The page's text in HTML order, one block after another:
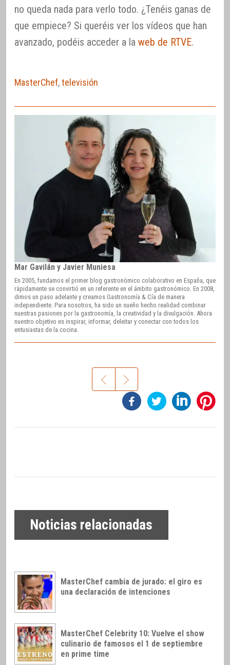
no queda nada para verlo todo. ¿Tenéis ganas de
que empiece? Si queréis ver los vídeos que han
avanzado, podéis acceder a la web de RTVE.
MasterChef,televisión
Mar Gavilán y Javier Muniesa
En 2005, fundamos el primer blog gastronómico colaborativo en España, que
rápidamente se convirtió en un referente en el ámbito gastronómico. En 2008,
dimos un paso adelante y creamos Gastronomía & Cía de manera
independiente. Para nosotros, ha sido un sueño hecho realidad combinar
nuestras pasiones por la gastronomía, la creatividad y la divulgación. Ahora
nuestro objetivo es inspirar, informar, deleitar y conectar con todos los
entusiastas de la cocina.
Noticias relacionadas
MasterChef cambia de jurado: el giro es
una declaración de intenciones
MasterChef Celebrity 10: Vuelve el show
culinario de famosos el 1 de septiembre
en prime time